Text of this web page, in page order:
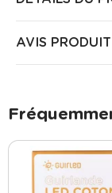
AVIS PRODUIT